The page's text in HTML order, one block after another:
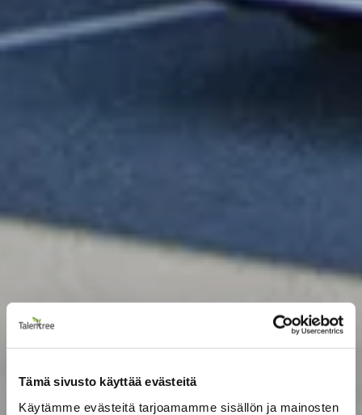
Tämä sivusto käyttää evästeitä
Käytämme evästeitä tarjoamamme sisällön ja mainosten